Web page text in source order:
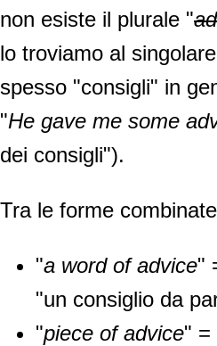
non esiste il plurale "
lo troviamo al
spesso "consigli" in
"He gave me some
dei consigli").
Tra le forme
"a word of advice"
"un consiglio da
"piece of advice" =